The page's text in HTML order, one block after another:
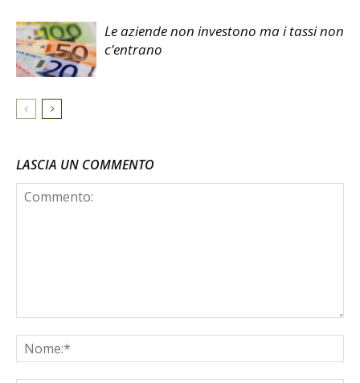
Le aziende non investono ma i tassi non
c’entrano
LASCIA UN COMMENTO